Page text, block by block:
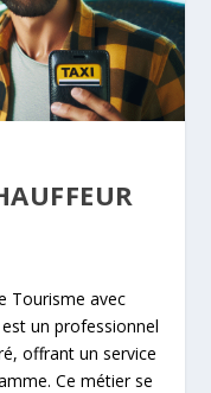
Tourisme avec
un professionnel
offrant un service
Ce métier se